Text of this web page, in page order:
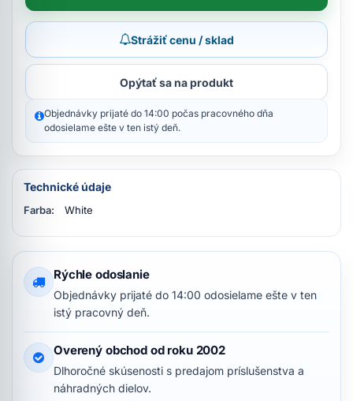
Strážiť cenu / sklad
Opýtať sa na produkt
Objednávky prijaté do 14:00 počas pracovného dňa
odosielame ešte v ten istý deň.
Technické údaje
Farba: White
Rýchle odoslanie
Objednávky prijaté do 14:00 odosielame ešte v ten
istý pracovný deň.
Overený obchod od roku 2002
Dlhoročné skúsenosti s predajom príslušenstva a
náhradných dielov.